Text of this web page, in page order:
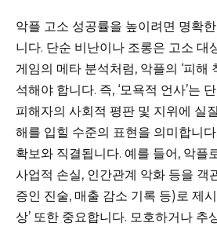
악플 고소 성공률을 높이려면 명확
니다. 단순 비난이나 조롱은 고소 대
게임의 메타 분석처럼, 악플의 ‘피해
석해야 합니다. 즉, ‘모욕적 언사’는
피해자의 사회적 평판 및 지위에 실
해를 입힐 수준의 표현을 의미합니
확보와 직결됩니다. 예를 들어, 악플
사업적 손실, 인간관계 악화 등을 객
증인 진술, 매출 감소 기록 등)로 제
상’ 또한 중요합니다. 모호하거나 추